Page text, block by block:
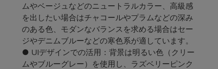
ムやベージュなどのニュートラルカラー、高級感
を出したい場合はチャコールやプラムなどの深み
のある色、モダンなバランスを求める場合はセー
ジやデニムブルーなどの寒色系が適しています。
● UIデザインでの活用：背景は明るい色（クリー
ムやブルーグレー）を使用し、ラズベリーピンク